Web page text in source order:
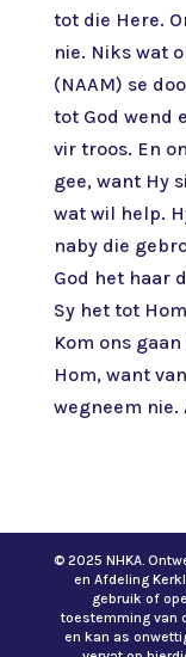
tot die Here.
nie. Niks wat
(NAAM) se
tot God wend
vir troos. En
gee, want Hy
wat wil help.
naby die
God het haar
Sy het tot
Kom ons
Hom, want
wegneem nie.
© 2025 NHKA.
en Afdeling
gebruik of
toestemming van
en kan as